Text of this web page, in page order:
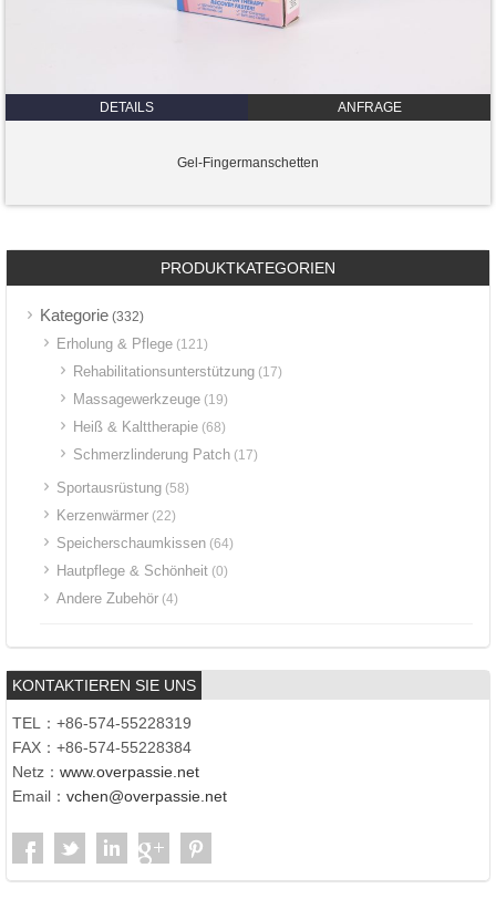
DETAILS ANFRAGE
Gel-Fingermanschetten
PRODUKTKATEGORIEN
Kategorie (332)
Erholung & Pflege (121)
Rehabilitationsunterstützung (17)
Massagewerkzeuge (19)
Heiß & Kalttherapie (68)
Schmerzlinderung Patch (17)
Sportausrüstung (58)
Kerzenwärmer (22)
Speicherschaumkissen (64)
Hautpflege & Schönheit (0)
Andere Zubehör (4)
KONTAKTIEREN SIE UNS
TEL：+86-574-55228319
FAX：+86-574-55228384
Netz： www.overpassie.net
Email： vchen@overpassie.net